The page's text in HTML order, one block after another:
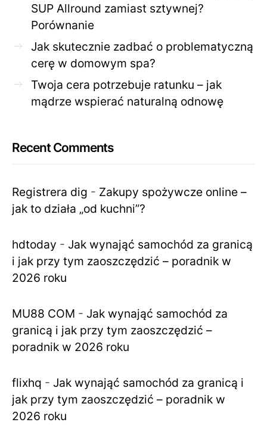
SUP Allround zamiast sztywnej?
Porównanie
Jak skutecznie zadbać o problematyczną
cerę w domowym spa?
Twoja cera potrzebuje ratunku – jak
mądrze wspierać naturalną odnowę
Recent Comments
Registrera dig - Zakupy spożywcze online –
jak to działa „od kuchni”?
hdtoday - Jak wynająć samochód za granicą
i jak przy tym zaoszczędzić – poradnik w
2026 roku
MU88 COM - Jak wynająć samochód za
granicą i jak przy tym zaoszczędzić –
poradnik w 2026 roku
flixhq - Jak wynająć samochód za granicą i
jak przy tym zaoszczędzić – poradnik w
2026 roku